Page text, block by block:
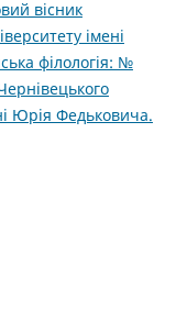
вісник
імені
філологія: №
Юрія Федьковича.